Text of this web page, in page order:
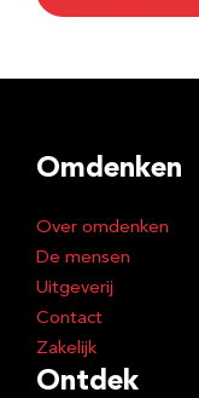
Omdenken
Over omdenken
De mensen
Uitgeverij
Contact
Zakelijk
Ontdek